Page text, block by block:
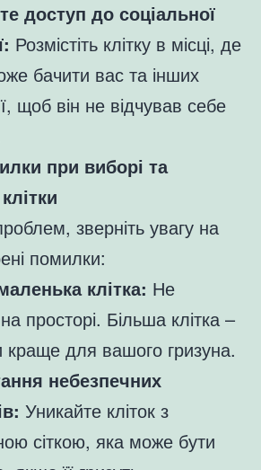
доступ до соціальної
Розмістіть клітку в місці, де
бачити вас та інших
щоб він не відчував себе
при виборі та
зверніть увагу на
помилки:
клітка: Не
просторі. Більша клітка –
краще для вашого гризуна.
небезпечних
Уникайте кліток з
сіткою, яка може бути